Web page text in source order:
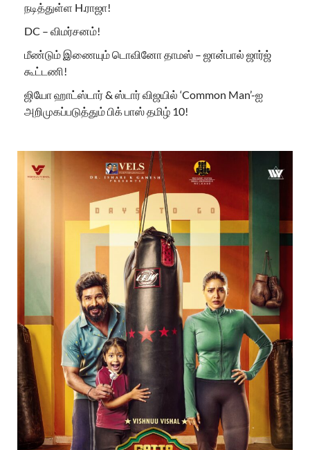
நடித்துள்ள H.ராஜா!
DC – விமர்சனம்!
மீண்டும் இணையும் டொவினோ தாமஸ் – ஜான்பால் ஜார்ஜ்
கூட்டணி!
ஜியோ ஹாட்ஸ்டார் & ஸ்டார் விஜயில் ‘Common Man’-ஐ
அறிமுகப்படுத்தும் பிக் பாஸ் தமிழ் 10!